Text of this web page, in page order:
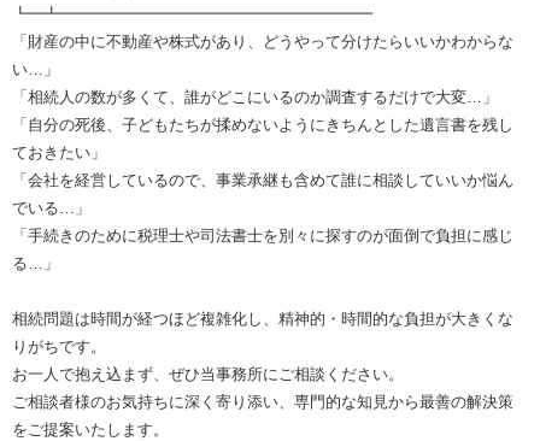
┗━┻━━━━━━━━━━━━━━━━━━━━
「財産の中に不動産や株式があり、どうやって分けたらいいかわからな
い…」
「相続人の数が多くて、誰がどこにいるのか調査するだけで大変…」
「自分の死後、子どもたちが揉めないようにきちんとした遺言書を残し
ておきたい」
「会社を経営しているので、事業承継も含めて誰に相談していいか悩ん
でいる…」
「手続きのために税理士や司法書士を別々に探すのが面倒で負担に感じ
る…」
相続問題は時間が経つほど複雑化し、精神的・時間的な負担が大きくな
りがちです。
お一人で抱え込まず、ぜひ当事務所にご相談ください。
ご相談者様のお気持ちに深く寄り添い、専門的な知見から最善の解決策
をご提案いたします。